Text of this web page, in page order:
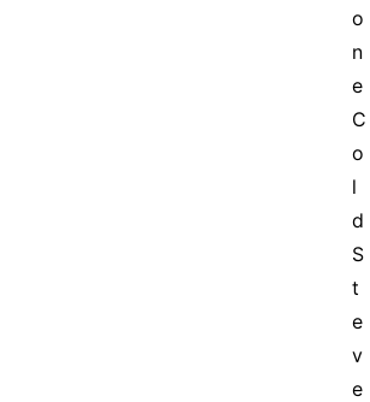
o
n
e
C
o
l
d
S
t
e
v
e